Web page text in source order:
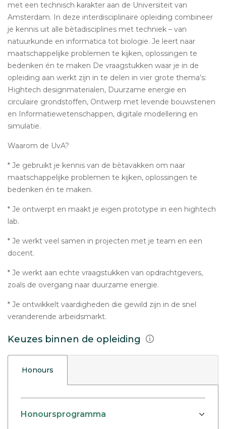
met een technisch karakter aan de Universiteit van
Amsterdam. In deze interdisciplinaire opleiding combineer
je kennis uit alle bètadisciplines met techniek – van
natuurkunde en informatica tot biologie. Je leert naar
maatschappelijke problemen te kijken, oplossingen te
bedenken én te maken De vraagstukken waar je in de
opleiding aan werkt zijn in te delen in vier grote thema’s:
Hightech designmaterialen, Duurzame energie en
circulaire grondstoffen, Ontwerp met levende bouwstenen
en Informatiewetenschappen, digitale modellering en
simulatie.
Waarom de UvA?
* Je gebruikt je kennis van de bètavakken om naar
maatschappelijke problemen te kijken, oplossingen te
bedenken én te maken.
* Je ontwerpt en maakt je eigen prototype in een hightech
lab.
* Je werkt veel samen in projecten met je team en een
docent.
* Je werkt aan echte vraagstukken van opdrachtgevers,
zoals de overgang naar duurzame energie.
* Je ontwikkelt vaardigheden die gewild zijn in de snel
veranderende arbeidsmarkt.
Keuzes binnen de opleiding
Honours
Honoursprogramma